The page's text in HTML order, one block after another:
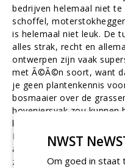
bedrijven helemaal niet
schoffel,
is helemaal niet leuk. De
alles strak, recht en
ontwerpen zijn vaak
met Ã©Ã©n soort, want
je geen plantenkennis
bosmaaier over de
hoveniersvak zou kunnen
kennis blijk je helemaal
Iedereen die een
afgestemd) vast kan
zoveel uitdagender en
NWST
Om goed in staat